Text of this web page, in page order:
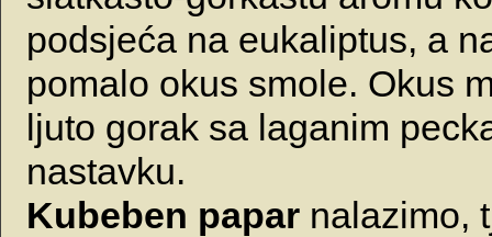
podsjeća na eukaliptus, a
pomalo okus smole. Okus
ljuto gorak sa laganim
nastavku.
Kubeben papar nalazimo,